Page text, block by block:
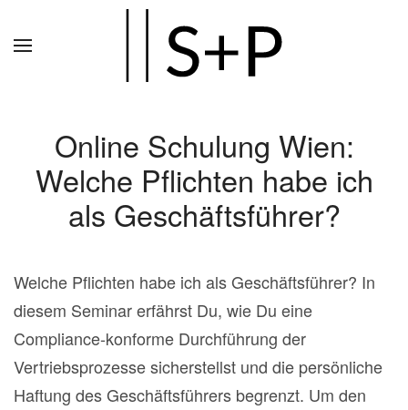
Online Schulung Wien:
Welche Pflichten habe ich
als Geschäftsführer?
Welche Pflichten habe ich als Geschäftsführer? In
diesem Seminar erfährst Du, wie Du eine
Compliance-konforme Durchführung der
Vertriebsprozesse sicherstellst und die persönliche
Haftung des Geschäftsführers begrenzt. Um den